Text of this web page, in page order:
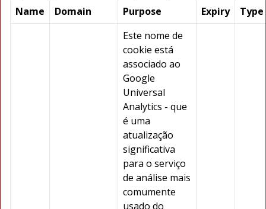
Name
Domain Purpose Expiry Type
Este nome de
cookie está
associado ao
Google
Universal
Analytics - que
é uma
atualização
significativa
para o serviço
de análise mais
comumente
usado do